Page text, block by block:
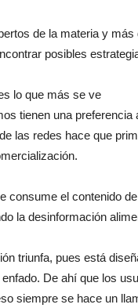
de la materia y
posibles
lo que más se ve
tienen una
las redes hace que
consume el contenido
la desinformación
triunfa, pues está
De ahí que los
siempre se hace un